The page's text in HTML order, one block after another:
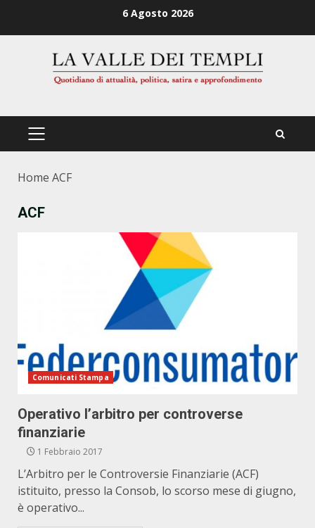
6 Agosto 2026
PRIMÄRES
Home ACF
ACF
Comunicati Stampa
Operativo l’arbitro per controverse
finanziarie
1 Febbraio 2017
L’Arbitro per le Controversie Finanziarie (ACF)
istituito, presso la Consob, lo scorso mese di giugno,
è operativo...